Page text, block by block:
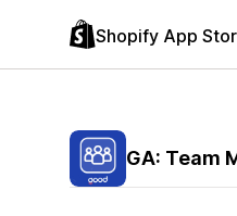
Shopify App
GA: Team